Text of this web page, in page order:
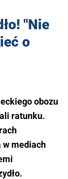
"Nie
o
obozu
ratunku.
w mediach